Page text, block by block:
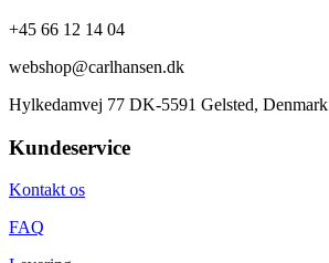
+45 66 12 14 04
webshop@carlhansen.dk
Hylkedamvej 77 DK-5591 Gelsted, Denmark
Kundeservice
Kontakt os
FAQ